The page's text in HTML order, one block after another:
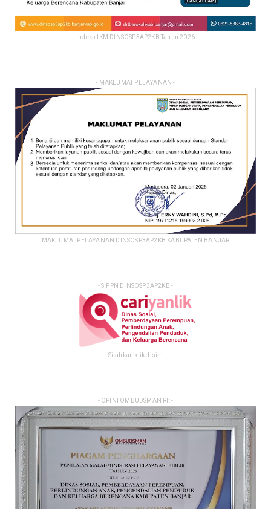
Indeks IKM DINSOSP3AP2KB Tahun 2026
- MAKLUMAT PELAYANAN -
MAKLUMAT PELAYANAN DINSOSP3AP2KB KABUPATEN BANJAR
- SIPPN DINSOSP3AP2KB -
Silahkan klik disini
- OPINI OMBUDSMAN RI: -